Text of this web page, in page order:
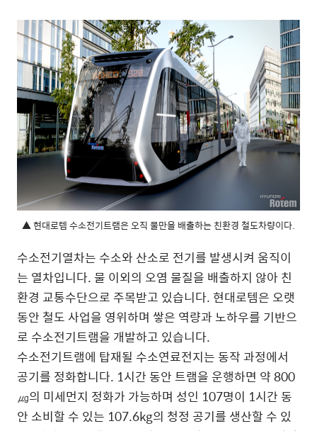
▲ 현대로템 수소전기트램은 오직 물만을 배출하는 친환경 철도차량이다.
수소전기열차는 수소와 산소로 전기를 발생시켜 움직이
는 열차입니다. 물 이외의 오염 물질을 배출하지 않아 친
환경 교통수단으로 주목받고 있습니다. 현대로템은 오랫
동안 철도 사업을 영위하며 쌓은 역량과 노하우를 기반으
로 수소전기트램을 개발하고 있습니다.
수소전기트램에 탑재될 수소연료전지는 동작 과정에서
공기를 정화합니다. 1시간 동안 트램을 운행하면 약 800
㎍의 미세먼지 정화가 가능하며 성인 107명이 1시간 동
안 소비할 수 있는 107.6kg의 청정 공기를 생산할 수 있